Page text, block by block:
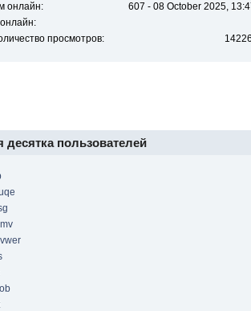
онлайн:
607 - 08 October 2025,
просмотров:
десятка пользователей